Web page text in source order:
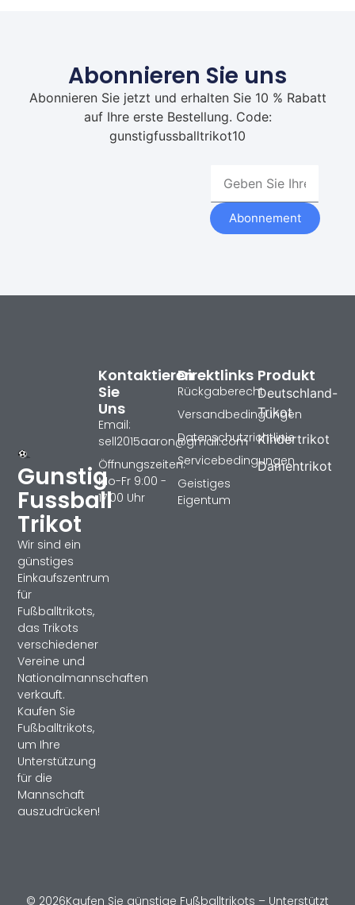
Abonnieren Sie uns
Abonnieren Sie jetzt und erhalten Sie 10 % Rabatt
auf Ihre erste Bestellung. Code:
gunstigfussballtrikot10
Abonnement
Gunstig
Fussball
Trikot
Wir sind ein
günstiges
Einkaufszentrum
für
Fußballtrikots,
das Trikots
verschiedener
Vereine und
Nationalmannschaften
verkauft.
Kaufen Sie
Fußballtrikots,
um Ihre
Unterstützung
für die
Mannschaft
auszudrücken!
Produkt
Deutschland-
Trikot
Kindertrikot
Damentrikot
Direktlinks
Rückgaberecht
Versandbedingungen
Datenschutzrichtlinie
Servicebedingungen
Geistiges
Eigentum
Kontaktieren
Sie
Uns
Email:
sell2015aaron@gmail.com
Öffnungszeiten:
Mo-Fr 9:00 -
17:00 Uhr
© 2026Kaufen Sie günstige Fußballtrikots – Unterstützt